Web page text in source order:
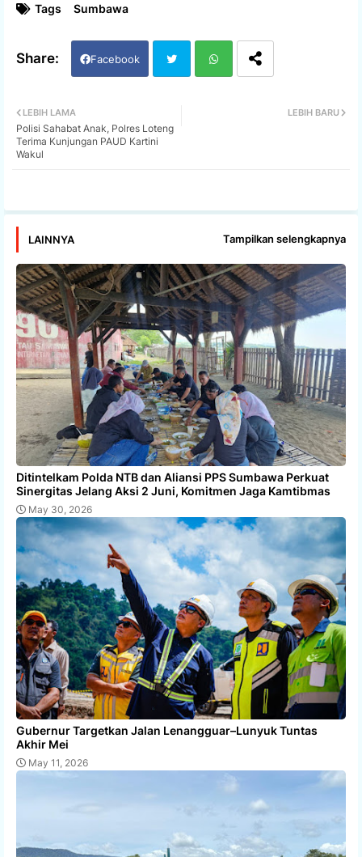
Tags Sumbawa
Facebook
tter
LEBIH BARU
LEBIH LAMA
Polisi Sahabat Anak, Polres Loteng
Terima Kunjungan PAUD Kartini
Wakul
LAINNYA Tampilkan selengkapnya
Ditintelkam Polda NTB dan Aliansi PPS Sumbawa Perkuat
Sinergitas Jelang Aksi 2 Juni, Komitmen Jaga Kamtibmas
May 30, 2026
Gubernur Targetkan Jalan Lenangguar–Lunyuk Tuntas
Akhir Mei
May 11, 2026